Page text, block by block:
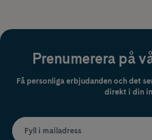
Prenumerera på
Få personliga erbjudanden och det
direkt i din
Fyll i mailadress